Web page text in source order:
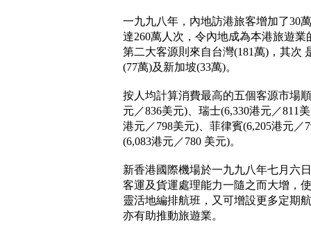
一九九八年，內地訪港旅客增加了30
達260萬人次，令內地成為本港旅遊業
第二大客源則來自台灣(181萬)，其次
(77萬)及新加坡(33萬)。
按人均計算消費最高的五個客源市場
元／836美元)、瑞士(6,330港元／811
港元／798美元)、菲律賓(6,205港元／
(6,083港元／780 美元)。
新香港國際機場於一九九八年七月六
客運及貨運處理能力一隨之而大增，
靈活地編排航班，又可增設更多定期
亦有助推動旅遊業。